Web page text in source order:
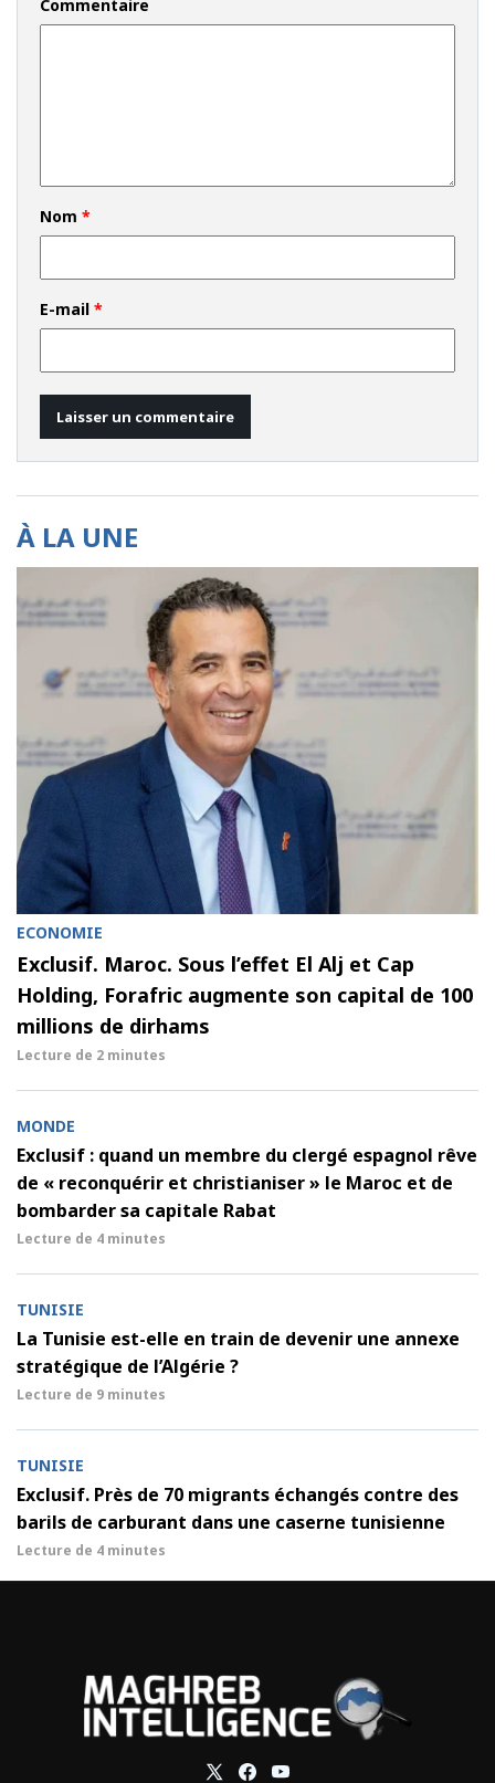
Commentaire
Nom *
E-mail *
À LA UNE
ECONOMIE
Exclusif. Maroc. Sous l’effet El Alj et Cap
Holding, Forafric augmente son capital de 100
millions de dirhams
Lecture de 2 minutes
MONDE
Exclusif : quand un membre du clergé espagnol rêve
de « reconquérir et christianiser » le Maroc et de
bombarder sa capitale Rabat
Lecture de 4 minutes
TUNISIE
La Tunisie est-elle en train de devenir une annexe
stratégique de l’Algérie ?
Lecture de 9 minutes
TUNISIE
Exclusif. Près de 70 migrants échangés contre des
barils de carburant dans une caserne tunisienne
Lecture de 4 minutes